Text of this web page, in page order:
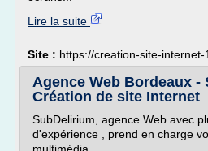
Lire la suite
Site : https://creation-site-internet-
Agence Web Bordeaux -
Création de site Internet
SubDelirium, agence Web avec
d'expérience , prend en charge